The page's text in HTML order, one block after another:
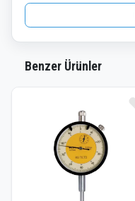
Benzer Ürünler